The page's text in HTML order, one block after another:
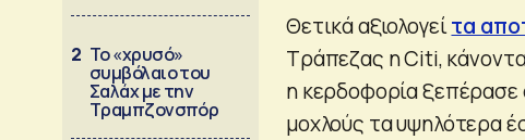
2 Το «χρυσό»
συμβόλαιο του
Σαλάχ με την
Τραμπζονσπόρ
Θετικά αξιολογείτα
Τράπεζας η Citi,
η κερδοφορία ξεπέρασε
μοχλούς τα υψηλότερα